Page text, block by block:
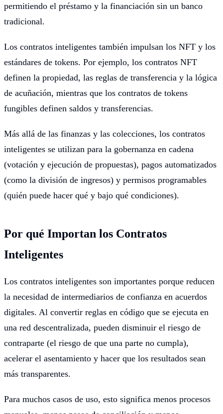
permitiendo el préstamo y la financiación sin un banco
tradicional.
Los contratos inteligentes también impulsan los NFT y los
estándares de tokens. Por ejemplo, los contratos NFT
definen la propiedad, las reglas de transferencia y la lógica
de acuñación, mientras que los contratos de tokens
fungibles definen saldos y transferencias.
Más allá de las finanzas y las colecciones, los contratos
inteligentes se utilizan para la gobernanza en cadena
(votación y ejecución de propuestas), pagos automatizados
(como la división de ingresos) y permisos programables
(quién puede hacer qué y bajo qué condiciones).
Por qué Importan los Contratos
Inteligentes
Los contratos inteligentes son importantes porque reducen
la necesidad de intermediarios de confianza en acuerdos
digitales. Al convertir reglas en código que se ejecuta en
una red descentralizada, pueden disminuir el riesgo de
contraparte (el riesgo de que una parte no cumpla),
acelerar el asentamiento y hacer que los resultados sean
más transparentes.
Para muchos casos de uso, esto significa menos procesos